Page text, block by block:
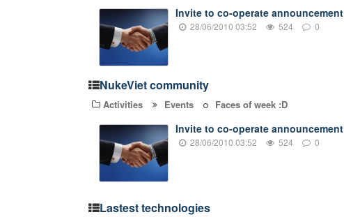
Invite to co-operate announcement
28/06/2010 03:52 524 0
NukeViet community
Activities Events Faces of week :D
Invite to co-operate announcement
28/06/2010 03:52 524 0
Lastest technologies